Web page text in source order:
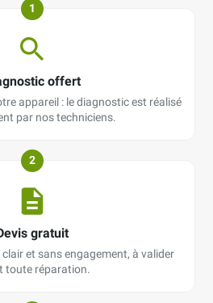
1
offert
appareil : le diagnostic est réalisé
par nos techniciens.
2
gratuit
et sans engagement, à valider
toute réparation.